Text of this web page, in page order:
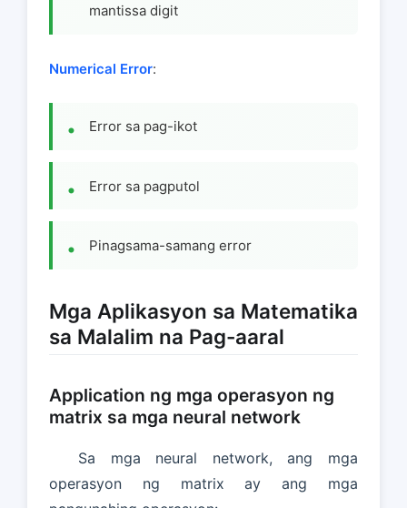
mantissa digit
Numerical Error:
Error sa pag-ikot
Error sa pagputol
Pinagsama-samang error
Mga Aplikasyon sa Matematika
sa Malalim na Pag-aaral
Application ng mga operasyon ng
matrix sa mga neural network
Sa mga neural network, ang mga
operasyon ng matrix ay ang mga